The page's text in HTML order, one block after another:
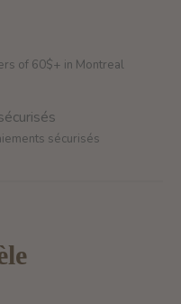
of 60$+ in Montreal
sécurisés